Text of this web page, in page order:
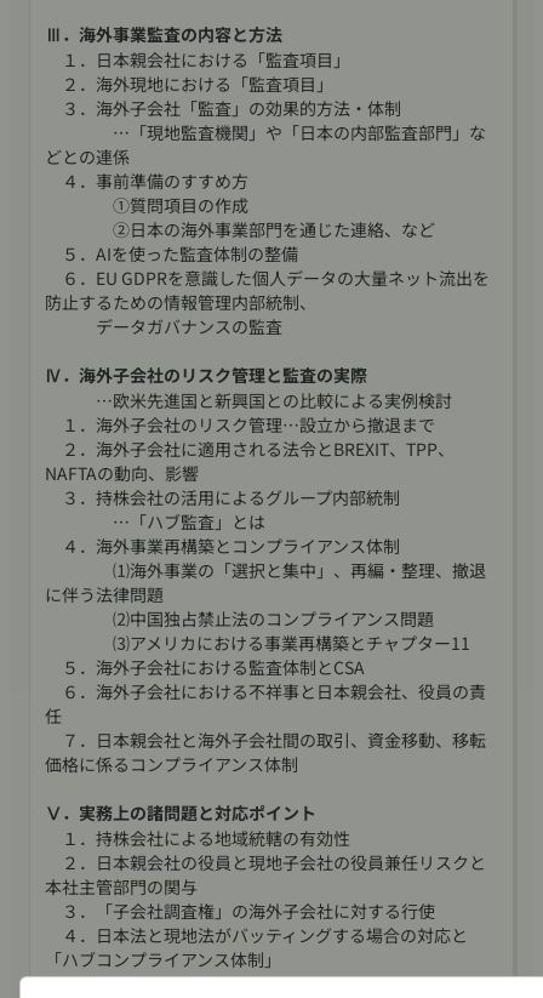
Ⅲ．海外事業監査の内容と方法
１．日本親会社における「監査項目」
２．海外現地における「監査項目」
３．海外子会社「監査」の効果的方法・体制
…「現地監査機関」や「日本の内部監査部門」な
どとの連係
４．事前準備のすすめ方
①質問項目の作成
②日本の海外事業部門を通じた連絡、など
５．AIを使った監査体制の整備
６．EU GDPRを意識した個人データの大量ネット流出を
防止するための情報管理内部統制、
データガバナンスの監査
Ⅳ．海外子会社のリスク管理と監査の実際
…欧米先進国と新興国との比較による実例検討
１．海外子会社のリスク管理…設立から撤退まで
２．海外子会社に適用される法令とBREXIT、TPP、
NAFTAの動向、影響
３．持株会社の活用によるグループ内部統制
…「ハブ監査」とは
４．海外事業再構築とコンプライアンス体制
⑴海外事業の「選択と集中」、再編・整理、撤退
に伴う法律問題
⑵中国独占禁止法のコンプライアンス問題
⑶アメリカにおける事業再構築とチャプター11
５．海外子会社における監査体制とCSA
６．海外子会社における不祥事と日本親会社、役員の責
任
７．日本親会社と海外子会社間の取引、資金移動、移転
価格に係るコンプライアンス体制
Ⅴ．実務上の諸問題と対応ポイント
１．持株会社による地域統轄の有効性
２．日本親会社の役員と現地子会社の役員兼任リスクと
本社主管部門の関与
３．「子会社調査権」の海外子会社に対する行使
４．日本法と現地法がバッティングする場合の対応と
「ハブコンプライアンス体制」
５．海外子会社と日本親会社間の決裁権限分配